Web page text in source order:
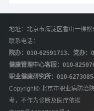
地址：北京市海淀区香山一棵
联系电话：
院办：010-62591713、党办
健康管理中心客服：010-
职业健康研究所：010-
Copyright© 北京市职业病防治
考，不作为诊断及医疗依据